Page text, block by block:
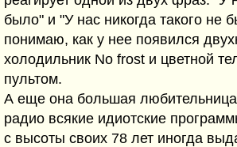
было" и "У нас никогда такого не
понимаю, как у нее появился
холодильник No frost и цветной
пультом.
А еще она большая
радио всякие идиотские
с высоты своих 78 лет иногда